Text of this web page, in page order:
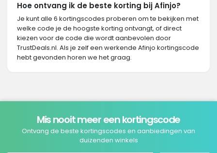
Hoe ontvang ik de beste korting bij Afinjo?
Je kunt alle 6 kortingscodes proberen om te bekijken met
welke code je de hoogste korting ontvangt, of direct
kiezen voor de code die wordt aanbevolen door
TrustDeals.nl. Als je zelf een werkende Afinjo kortingscode
hebt gevonden horen we het graag.
Mis nooit meer een kortingscode
Ontvang de beste kortingscodes en aanbiedingen van
duizenden winkels